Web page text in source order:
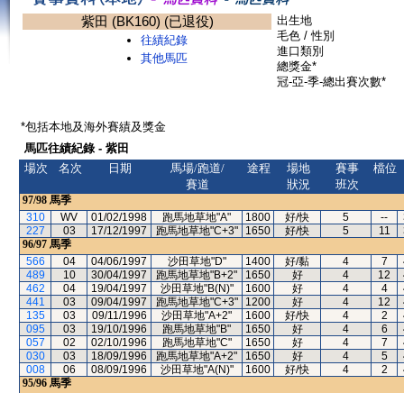
紫田 (BK160) (已退役)
往績紀錄
其他馬匹
出生地
毛色 / 性別
進口類別
總獎金*
冠-亞-季-總出賽次數*
*包括本地及海外賽績及獎金
馬匹往績紀錄 - 紫田
場次
名次 日期
馬場/跑道/
賽道
途程
場地
狀況
賽事
班次
檔位
97/98 馬季
310
WV 01/02/1998 跑馬地草地"A" 1800 好/快 5 --
227
03 17/12/1997 跑馬地草地"C+3" 1650 好/快 5 11
96/97 馬季
566
04 04/06/1997 沙田草地"D" 1400 好/黏 4 7
489
10 30/04/1997 跑馬地草地"B+2" 1650 好 4 12
462
04 19/04/1997 沙田草地"B(N)" 1600 好 4 4
441
03 09/04/1997 跑馬地草地"C+3" 1200 好 4 12
135
03 09/11/1996 沙田草地"A+2" 1600 好/快 4 2
095
03 19/10/1996 跑馬地草地"B" 1650 好 4 6
057
02 02/10/1996 跑馬地草地"C" 1650 好 4 7
030
03 18/09/1996 跑馬地草地"A+2" 1650 好 4 5
008
06 08/09/1996 沙田草地"A(N)" 1600 好/快 4 2
95/96 馬季